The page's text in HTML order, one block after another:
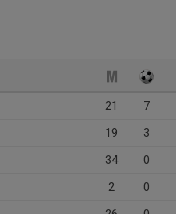
21 7
19 3
34 0
2 0